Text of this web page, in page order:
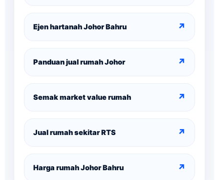
Ejen hartanah Johor Bahru ↗
Panduan jual rumah Johor ↗
Semak market value rumah ↗
Jual rumah sekitar RTS ↗
Harga rumah Johor Bahru ↗